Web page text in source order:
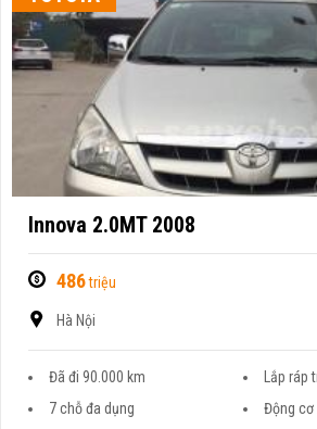
Innova 2.0MT 2008
486triệu
Hà Nội
Đã đi 90.000 km
Lắp
7 chỗ đa dụng
Động cơ